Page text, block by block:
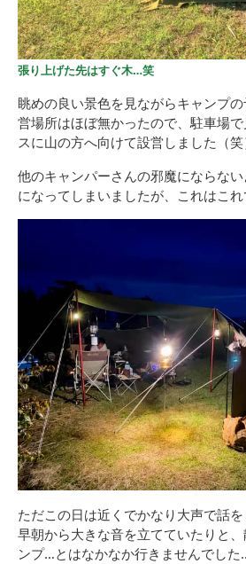
張り上げた先はすぐ木…笑
眺めの良い景色を見ながらキャンプ
営場所はほぼ無かったので、駐車場
スに山の方へ向けて設営しました（笑
他のキャンパーさんの邪魔にならな
になってしまいましたが、これはこれ
ただこの日は近くでかなり大声で話を
早朝から大きな音を立てていたりと
ンプ…とはなかなか行きませんでした…